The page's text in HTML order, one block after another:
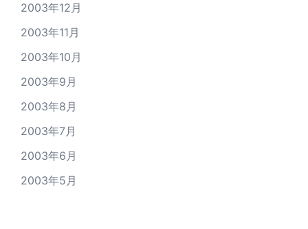
2003年12月
2003年11月
2003年10月
2003年9月
2003年8月
2003年7月
2003年6月
2003年5月